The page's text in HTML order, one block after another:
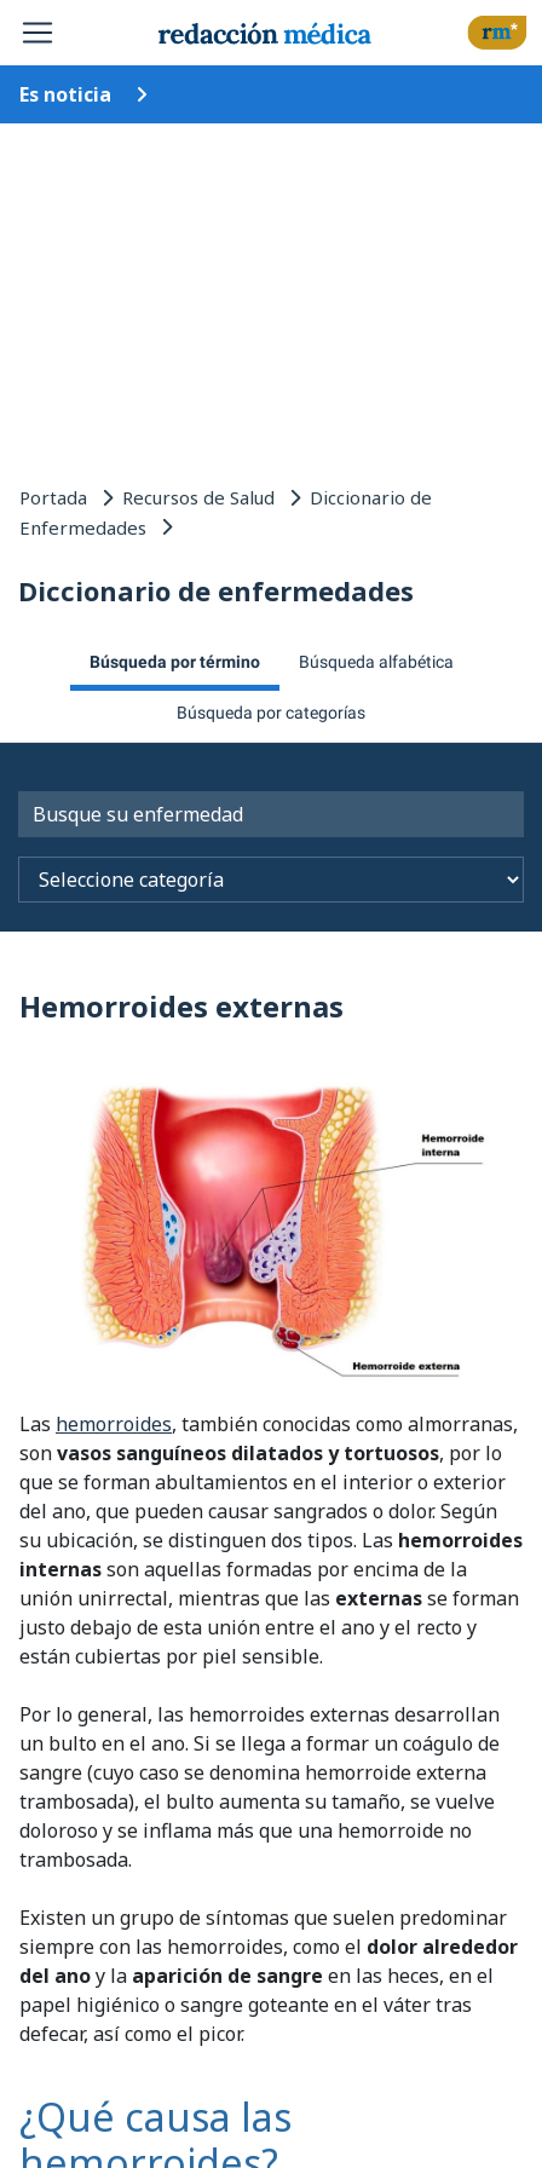
Es noticia
Portada Recursos de Salud Diccionario de
Enfermedades
Diccionario de enfermedades
Búsqueda por término Búsqueda alfabética
Búsqueda por categorías
Hemorroides externas
Las hemorroides, también conocidas como almorranas,
sonvasos sanguíneos dilatados y tortuosos, por lo
que se forman abultamientos en el interior o exterior
del ano, que pueden causar sangrados o dolor. Según
su ubicación, se distinguen dos tipos. Las hemorroides
internasson aquellas formadas por encima de la
unión unirrectal, mientras que las externasse forman
justo debajo de esta unión entre el ano y el recto y
están cubiertas por piel sensible.
Por lo general, las hemorroides externas desarrollan
un bulto en el ano. Si se llega a formar un coágulo de
sangre (cuyo caso se denomina hemorroide externa
trambosada), el bulto aumenta su tamaño, se vuelve
doloroso y se inflama más que una hemorroide no
trambosada.
Existen un grupo de síntomas que suelen predominar
siempre con las hemorroides, como el dolor alrededor
del anoy la aparición de sangre en las heces, en el
papel higiénico o sangre goteante en el váter tras
defecar, así como el picor.
¿Qué causa las